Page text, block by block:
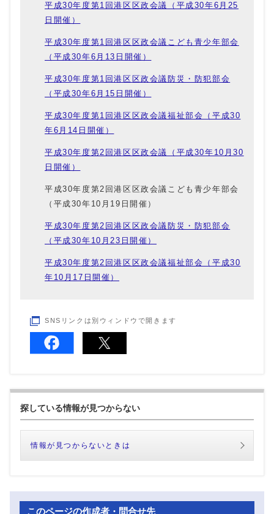
平成30年度第1回港区区政会議（平成30年6月25
日開催）
平成30年度第1回港区区政会議こども青少年部会
（平成30年6月13日開催）
平成30年度第1回港区区政会議防災・防犯部会
（平成30年6月15日開催）
平成30年度第1回港区区政会議福祉部会（平成30
年6月14日開催）
平成30年度第2回港区区政会議（平成30年10月30
日開催）
平成30年度第2回港区区政会議こども青少年部会
（平成30年10月19日開催）
平成30年度第2回港区区政会議防災・防犯部会
（平成30年10月23日開催）
平成30年度第2回港区区政会議福祉部会（平成30
年10月17日開催）
SNSリンクは別ウィンドウで開きます
探している情報が見つからない
情報が見つからないときは
このページの作成者・問合せ先